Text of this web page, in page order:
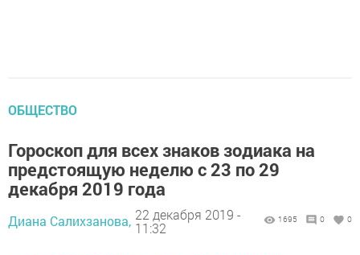
ОБЩЕСТВО
Гороскоп для всех знаков зодиака на
предстоящую неделю с 23 по 29
декабря 2019 года
Диана Салихзанова, 22 декабря 2019 -
11:32
1695 0 0